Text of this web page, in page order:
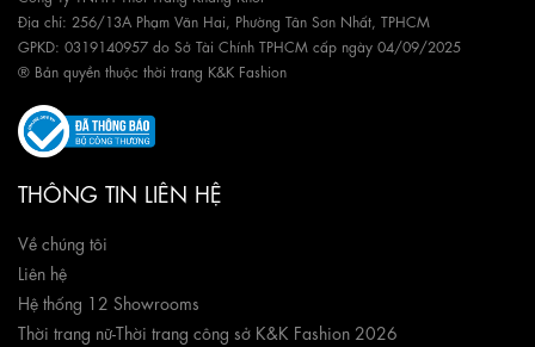
Địa chỉ: 256/13A Phạm Văn Hai, Phường Tân Sơn Nhất, TPHCM
GPKD: 0319140957 do Sở Tài Chính TPHCM cấp ngày 04/09/2025
® Bản quyền thuộc thời trang K&K Fashion
THÔNG TIN LIÊN HỆ
Về chúng tôi
Liên hệ
Hệ thống 12 Showrooms
Thời trang nữ-Thời trang công sở K&K Fashion 2026